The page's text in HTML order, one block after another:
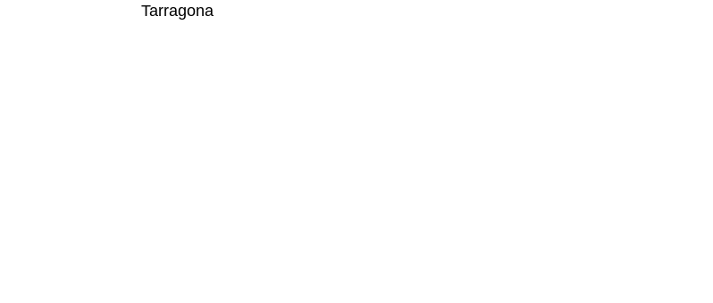
Tarragona